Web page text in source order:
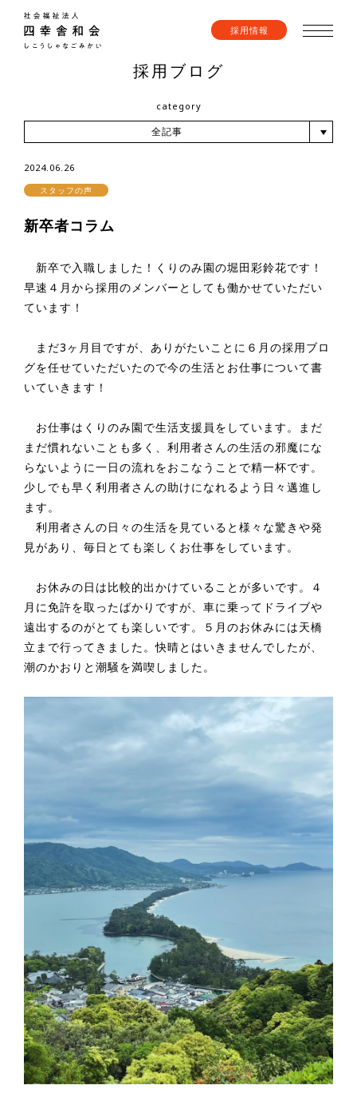
採用情報
採用ブログ
category
全記事
2024.06.26
スタッフの声
新卒者コラム
新卒で入職しました！くりのみ園の堀田彩鈴花です！
早速４月から採用のメンバーとしても働かせていただい
ています！
まだ3ヶ月目ですが、ありがたいことに６月の採用ブロ
グを任せていただいたので今の生活とお仕事について書
いていきます！
お仕事はくりのみ園で生活支援員をしています。まだ
まだ慣れないことも多く、利用者さんの生活の邪魔にな
らないように一日の流れをおこなうことで精一杯です。
少しでも早く利用者さんの助けになれるよう日々邁進し
ます。
利用者さんの日々の生活を見ていると様々な驚きや発
見があり、毎日とても楽しくお仕事をしています。
お休みの日は比較的出かけていることが多いです。４
月に免許を取ったばかりですが、車に乗ってドライブや
遠出するのがとても楽しいです。５月のお休みには天橋
立まで行ってきました。快晴とはいきませんでしたが、
潮のかおりと潮騒を満喫しました。